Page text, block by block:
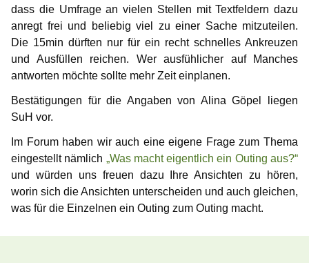
dass die Umfrage an vielen Stellen mit Textfeldern dazu
anregt frei und beliebig viel zu einer Sache mitzuteilen.
Die 15min dürften nur für ein recht schnelles Ankreuzen
und Ausfüllen reichen. Wer ausfühlicher auf Manches
antworten möchte sollte mehr Zeit einplanen.
Bestätigungen für die Angaben von Alina Göpel liegen
SuH vor.
Im Forum haben wir auch eine eigene Frage zum Thema
eingestellt nämlich „Was macht eigentlich ein Outing aus?“
und würden uns freuen dazu Ihre Ansichten zu hören,
worin sich die Ansichten unterscheiden und auch gleichen,
was für die Einzelnen ein Outing zum Outing macht.